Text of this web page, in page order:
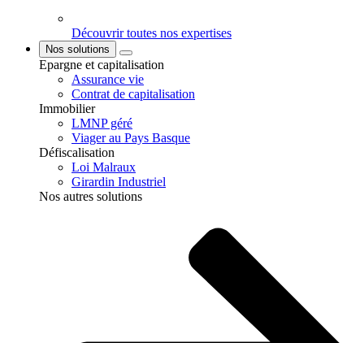
Découvrir toutes nos expertises
Nos solutions
Epargne et capitalisation
Assurance vie
Contrat de capitalisation
Immobilier
LMNP géré
Viager au Pays Basque
Défiscalisation
Loi Malraux
Girardin Industriel
Nos autres solutions